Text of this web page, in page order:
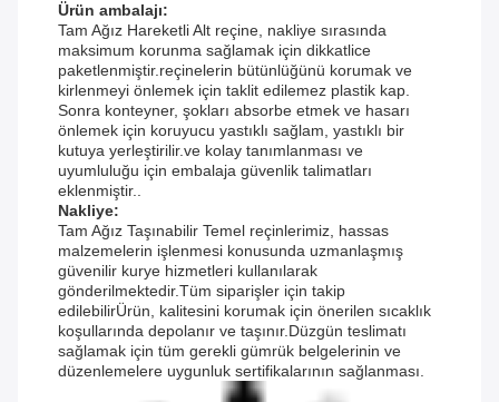
Ürün ambalajı:
Tam Ağız Hareketli Alt reçine, nakliye sırasında
maksimum korunma sağlamak için dikkatlice
paketlenmiştir.reçinelerin bütünlüğünü korumak ve
kirlenmeyi önlemek için taklit edilemez plastik kap.
Sonra konteyner, şokları absorbe etmek ve hasarı
önlemek için koruyucu yastıklı sağlam, yastıklı bir
kutuya yerleştirilir.ve kolay tanımlanması ve
uyumluluğu için embalaja güvenlik talimatları
eklenmiştir..
Nakliye:
Tam Ağız Taşınabilir Temel reçinlerimiz, hassas
malzemelerin işlenmesi konusunda uzmanlaşmış
güvenilir kurye hizmetleri kullanılarak
gönderilmektedir.Tüm siparişler için takip
edilebilirÜrün, kalitesini korumak için önerilen sıcaklık
koşullarında depolanır ve taşınır.Düzgün teslimatı
sağlamak için tüm gerekli gümrük belgelerinin ve
düzenlemelere uygunluk sertifikalarının sağlanması.